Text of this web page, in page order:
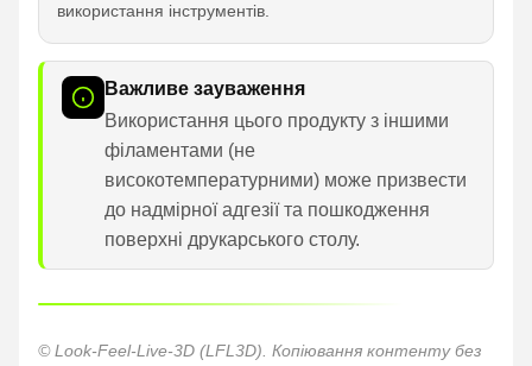
використання інструментів.
Важливе зауваження
Використання цього продукту з іншими
філаментами (не
високотемпературними) може призвести
до надмірної адгезії та пошкодження
поверхні друкарського столу.
© Look-Feel-Live-3D (LFL3D). Копіювання контенту без